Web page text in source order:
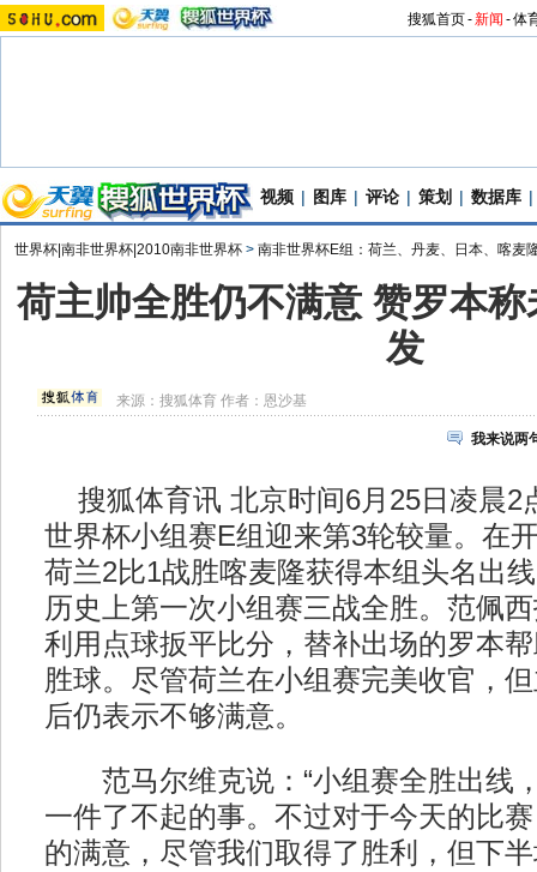
搜狐首页-新闻 -体
视频 | 图库 | 评论 | 策划 | 数据库 |
世界杯|南非世界杯|2010南非世界杯 > 南非世界杯E组：荷兰、丹麦、日本、喀麦
荷主帅全胜仍不满意 赞罗本
发
来源：搜狐体育 作者：恩沙基
我来说两
搜狐体育讯 北京时间6月25日凌晨2
世界杯小组赛E组迎来第3轮较量。在
荷兰2比1战胜喀麦隆获得本组头名出
历史上第一次小组赛三战全胜。范佩
利用点球扳平比分，替补出场的罗本
胜球。尽管荷兰在小组赛完美收官，
后仍表示不够满意。
范马尔维克说：“小组赛全胜出线
一件了不起的事。不过对于今天的比
的满意，尽管我们取得了胜利，但下